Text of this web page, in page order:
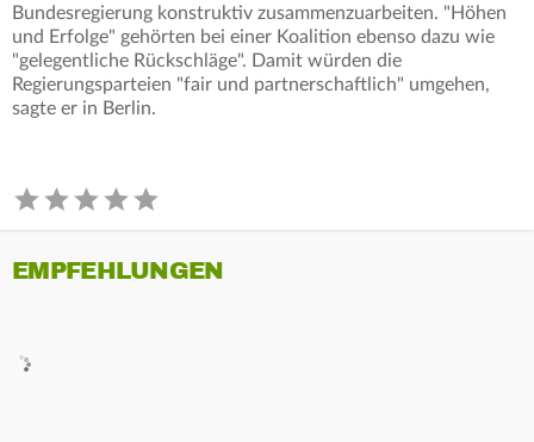
Bundesregierung konstruktiv zusammenzuarbeiten. "Höhen
und Erfolge" gehörten bei einer Koalition ebenso dazu wie
"gelegentliche Rückschläge". Damit würden die
Regierungsparteien "fair und partnerschaftlich" umgehen,
sagte er in Berlin.
EMPFEHLUNGEN